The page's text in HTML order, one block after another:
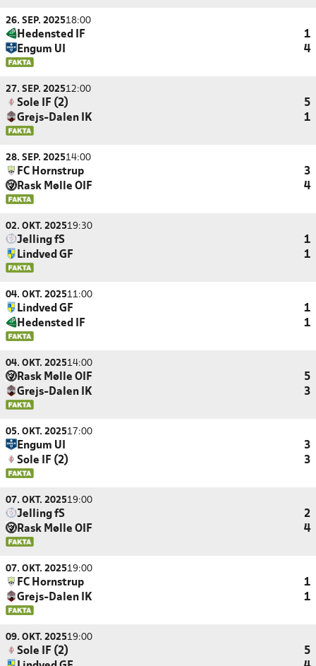
26. SEP. 202518:00
Hedensted IF
1
Engum UI
4
27. SEP. 202512:00
Sole IF (2)
5
Grejs-Dalen IK
1
28. SEP. 202514:00
FC Hornstrup
3
Rask Mølle OIF
4
02. OKT. 202519:30
Jelling fS
1
Lindved GF
1
04. OKT. 202511:00
Lindved GF
1
Hedensted IF
1
04. OKT. 202514:00
Rask Mølle OIF
5
Grejs-Dalen IK
3
05. OKT. 202517:00
Engum UI
3
Sole IF (2)
3
07. OKT. 202519:00
Jelling fS
2
Rask Mølle OIF
4
07. OKT. 202519:00
FC Hornstrup
1
Grejs-Dalen IK
1
09. OKT. 202519:00
Sole IF (2)
5